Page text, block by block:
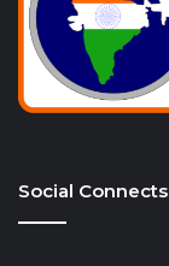
Social Connects